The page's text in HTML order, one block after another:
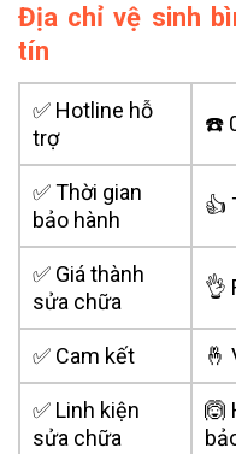
Địa chỉ vệ sinh
tín
✅ Hotline hỗ
trợ
☎️
✅ Thời gian
bảo hành
👍
✅ Giá thành
sửa chữa
👌
✅ Cam kết 🤞
✅ Linh kiện
sửa chữa
🙆